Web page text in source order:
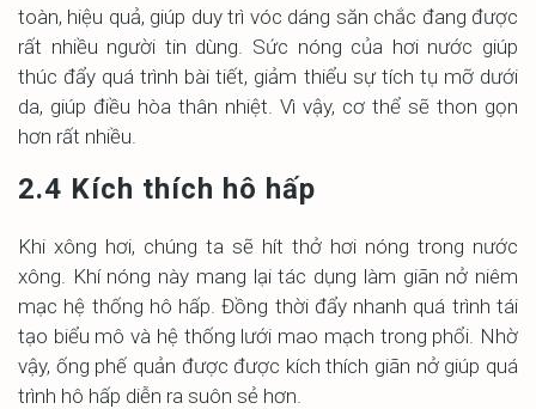
toàn, hiệu quả, giúp duy trì vóc dáng săn chắc đang được
rất nhiều người tin dùng. Sức nóng của hơi nước giúp
thúc đẩy quá trình bài tiết, giảm thiểu sự tích tụ mỡ dưới
da, giúp điều hòa thân nhiệt. Vì vậy, cơ thể sẽ thon gọn
hơn rất nhiều.
2.4 Kích thích hô hấp
Khi xông hơi, chúng ta sẽ hít thở hơi nóng trong nước
xông. Khí nóng này mang lại tác dụng làm giãn nở niêm
mạc hệ thống hô hấp. Đồng thời đẩy nhanh quá trình tái
tạo biểu mô và hệ thống lưới mao mạch trong phổi. Nhờ
vậy, ống phế quản được được kích thích giãn nở giúp quá
trình hô hấp diễn ra suôn sẻ hơn.